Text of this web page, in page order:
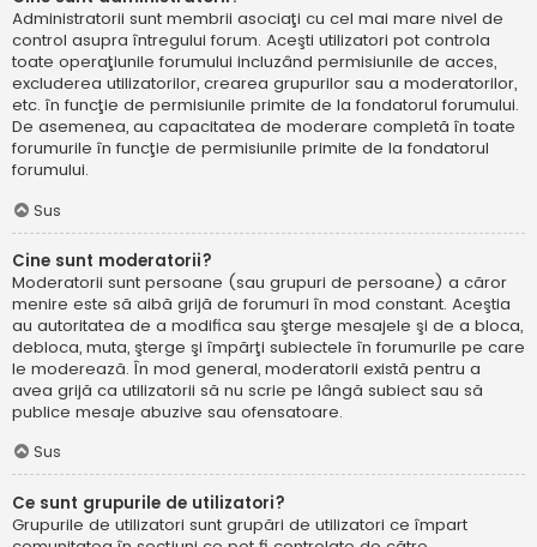
Administratorii sunt membrii asociaţi cu cel mai mare nivel de
control asupra întregului forum. Aceşti utilizatori pot controla
toate operaţiunile forumului incluzând permisiunile de acces,
excluderea utilizatorilor, crearea grupurilor sau a moderatorilor,
etc. în funcţie de permisiunile primite de la fondatorul forumului.
De asemenea, au capacitatea de moderare completă în toate
forumurile în funcţie de permisiunile primite de la fondatorul
forumului.
Sus
Cine sunt moderatorii?
Moderatorii sunt persoane (sau grupuri de persoane) a căror
menire este să aibă grijă de forumuri în mod constant. Aceştia
au autoritatea de a modifica sau şterge mesajele şi de a bloca,
debloca, muta, şterge şi împărţi subiectele în forumurile pe care
le moderează. În mod general, moderatorii există pentru a
avea grijă ca utilizatorii să nu scrie pe lângă subiect sau să
publice mesaje abuzive sau ofensatoare.
Sus
Ce sunt grupurile de utilizatori?
Grupurile de utilizatori sunt grupări de utilizatori ce împart